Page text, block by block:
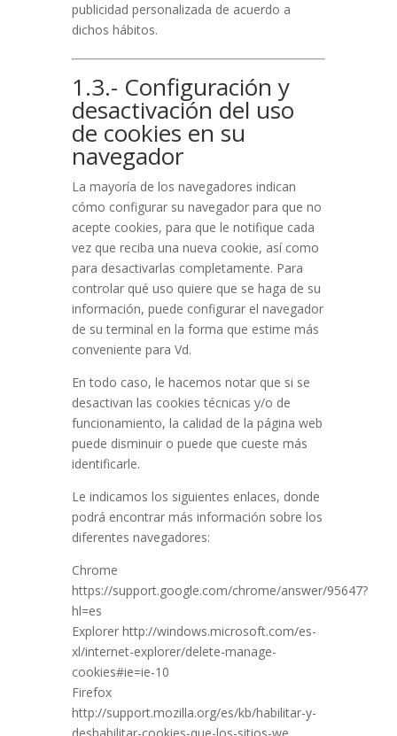
publicidad personalizada de acuerdo a
dichos hábitos.
1.3.- Configuración y
desactivación del uso
de cookies en su
navegador
La mayoría de los navegadores indican
cómo configurar su navegador para que no
acepte cookies, para que le notifique cada
vez que reciba una nueva cookie, así como
para desactivarlas completamente. Para
controlar qué uso quiere que se haga de su
información, puede configurar el navegador
de su terminal en la forma que estime más
conveniente para Vd.
En todo caso, le hacemos notar que si se
desactivan las cookies técnicas y/o de
funcionamiento, la calidad de la página web
puede disminuir o puede que cueste más
identificarle.
Le indicamos los siguientes enlaces, donde
podrá encontrar más información sobre los
diferentes navegadores:
Chrome
https://support.google.com/chrome/answer/95647?
hl=es
Explorer http://windows.microsoft.com/es-
xl/internet-explorer/delete-manage-
cookies#ie=ie-10
Firefox
http://support.mozilla.org/es/kb/habilitar-y-